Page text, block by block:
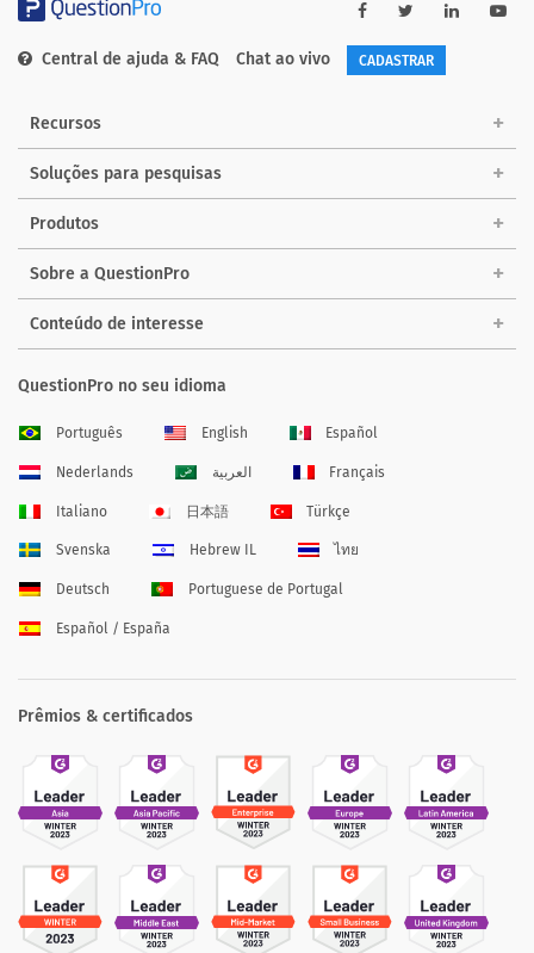
Central de ajuda & FAQ Chat ao vivo CADASTRAR
Recursos
Soluções para pesquisas
Produtos
Sobre a QuestionPro
Conteúdo de interesse
QuestionPro no seu idioma
Português English Español
Nederlands العربية Français
Italiano 日本語 Türkçe
Svenska Hebrew IL ไทย
Deutsch Portuguese de Portugal
Español / España
Prêmios & certificados